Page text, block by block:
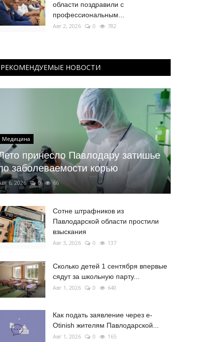
области поздравили с
профессиональным...
Авг 2, 2026 0 782
РЕКОМЕНДУЕМЫЕ НОВОСТИ
Медицина
принесло Павлодару затишье
заболеваемости корью
6, 2026 0 66
Сотне штрафников из
Павлодарской области простили
взыскания
Авг 3, 2026 0 137
Сколько детей 1 сентября впервые
сядут за школьную парту...
Авг 1, 2026 0 640
Как подать заявление через e-
Otinish жителям Павлодарской...
Авг 1, 2026 0 165